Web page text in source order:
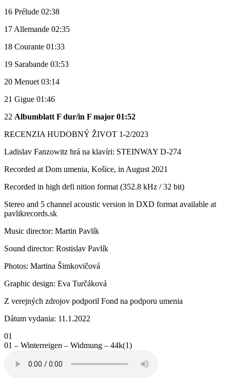
16 Prélude 02:38
17 Allemande 02:35
18 Courante 01:33
19 Sarabande 03:53
20 Menuet 03:14
21 Gigue 01:46
22 Albumblatt F dur/in F major 01:52
RECENZIA HUDOBNÝ ŽIVOT 1-2/2023
Ladislav Fanzowitz hrá na klavíri: STEINWAY D-274
Recorded at Dom umenia, Košice, in August 2021
Recorded in high defi nition format (352.8 kHz / 32 bit)
Stereo and 5 channel acoustic version in DXD format available at
pavlikrecords.sk
Music director: Martin Pavlík
Sound director: Rostislav Pavlík
Photos: Martina Šimkovičová
Graphic design: Eva Turčáková
Z verejných zdrojov podporil Fond na podporu umenia
Dátum vydania: 11.1.2022
01
01 – Winterreigen – Widmung – 44k(1)